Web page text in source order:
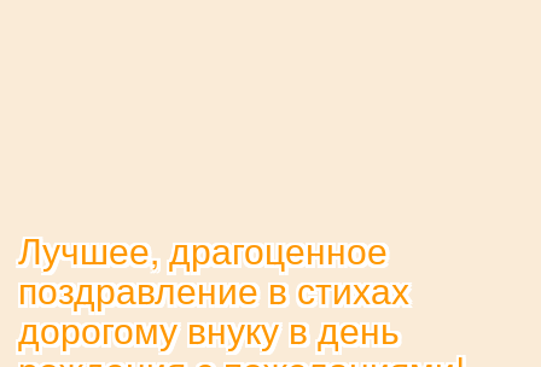
Лучшее, драгоценное
поздравление в стихах
дорогому внуку в день